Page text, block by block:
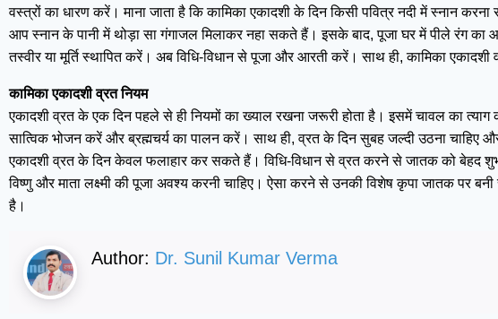
वस्त्रों का धारण करें। माना जाता है कि कामिका एकादशी के दिन किसी पवित्र नदी में स्नान
आप स्नान के पानी में थोड़ा सा गंगाजल मिलाकर नहा सकते हैं। इसके बाद, पूजा घर में पीले रंग का
तस्वीर या मूर्ति स्थापित करें। अब विधि-विधान से पूजा और आरती करें। साथ ही, कामिका
कामिका एकादशी व्रत नियम
एकादशी व्रत के एक दिन पहले से ही नियमों का ख्याल रखना जरूरी होता है। इसमें चावल का
सात्विक भोजन करें और ब्रह्मचर्य का पालन करें। साथ ही, व्रत के दिन सुबह जल्दी उठना चाहिए
एकादशी व्रत के दिन केवल फलाहार कर सकते हैं। विधि-विधान से व्रत करने से जातक को बेहद शुभ
विष्णु और माता लक्ष्मी की पूजा अवश्य करनी चाहिए। ऐसा करने से उनकी विशेष कृपा जातक पर
है।
Author: Dr. Sunil Kumar Verma